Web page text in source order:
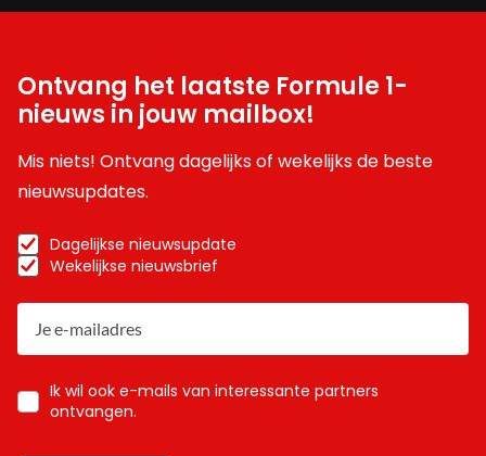
Ontvang het laatste Formule 1-
nieuws in jouw mailbox!
Mis niets! Ontvang dagelijks of wekelijks de beste
nieuwsupdates.
Dagelijkse nieuwsupdate
Wekelijkse nieuwsbrief
Ik wil ook e-mails van interessante partners
ontvangen.